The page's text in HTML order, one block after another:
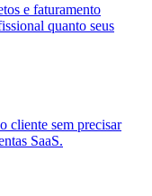
e faturamento
quanto seus
cliente sem precisar
SaaS.